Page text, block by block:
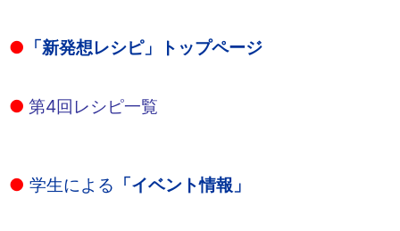
● 「新発想レシピ」トップページ
● 第4回レシピ一覧
● 学生による 「イベント情報」